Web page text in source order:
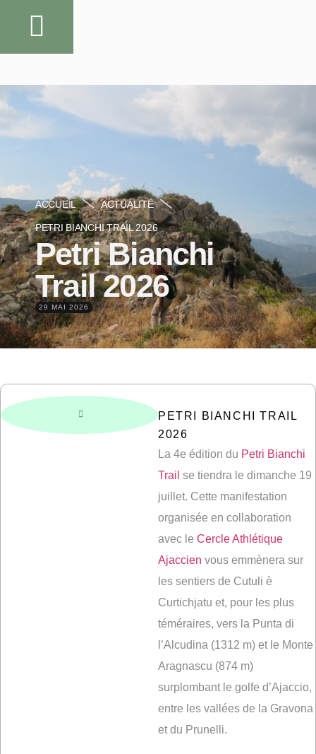
ACCUEIL ACTUALITÉ
PETRI BIANCHI TRAIL 2026
Petri Bianchi
Trail 2026
29 MAI 2026
PETRI BIANCHI TRAIL
2026
La 4e édition du Petri Bianchi
Trail se tiendra le dimanche 19
juillet. Cette manifestation
organisée en collaboration
avec le Cercle Athlétique
Ajaccien vous emmènera sur
les sentiers de Cutuli è
Curtichjatu et, pour les plus
téméraires, vers la Punta di
l’Alcudina (1312 m) et le Monte
Aragnascu (874 m)
surplombant le golfe d’Ajaccio,
entre les vallées de la Gravona
et du Prunelli.